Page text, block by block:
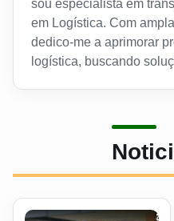
sou especialista em
em Logística. Com
dedico-me a aprimorar
logística, buscando